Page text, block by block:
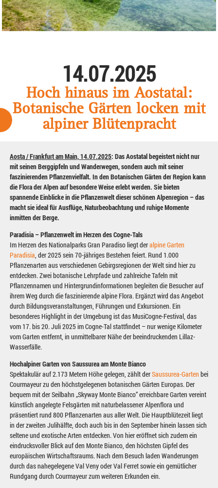
14.07.2025
Hoch hinaus im Aostatal:
Botanische Gärten locken mit
alpiner Blütenpracht
Aosta / Frankfurt am Main, 14.07.2025: Das Aostatal begeistert nicht nur
mit seinen Berggipfeln und Wanderwegen, sondern auch mit seiner
faszinierenden Pflanzenvielfalt. In den Botanischen Gärten der Region kann
die Flora der Alpen auf besondere Weise erlebt werden. Sie bieten
spannende Einblicke in die Pflanzenwelt dieser schönen Alpenregion – das
macht sie ideal für Ausflüge, Naturbeobachtung und ruhige Momente
inmitten der Berge.
Paradisia – Pflanzenwelt im Herzen des Cogne-Tals
Im Herzen des Nationalparks Gran Paradiso liegt deralpine Garten
Paradisia, der 2025 sein 70-jähriges Bestehen feiert. Rund 1.000
Pflanzenarten aus verschiedenen Gebirgsregionen der Welt sind hier zu
entdecken. Zwei botanische Lehrpfade und zahlreiche Tafeln mit
Pflanzennamen und Hintergrundinformationen begleiten die Besucher auf
ihrem Weg durch die faszinierende alpine Flora. Ergänzt wird das Angebot
durch Bildungsveranstaltungen, Führungen und Exkursionen. Ein
besonderes Highlight in der Umgebung ist das MusiCogne-Festival, das
vom 17. bis 20. Juli 2025 im Cogne-Tal stattfindet – nur wenige Kilometer
vom Garten entfernt, in unmittelbarer Nähe der beeindruckenden Lillaz-
Wasserfälle.
Hochalpiner Garten von Saussurea am Monte Bianco
Spektakulär auf 2.173 Metern Höhe gelegen, zählt derSaussurea-Garten bei
Courmayeur zu den höchstgelegenen botanischen Gärten Europas. Der
bequem mit der Seilbahn „Skyway Monte Bianco” erreichbare Garten vereint
künstlich angelegte Felsgärten mit naturbelassener Alpenflora und
präsentiert rund 800 Pflanzenarten aus aller Welt. Die Hauptblütezeit liegt
in der zweiten Julihälfte, doch auch bis in den September hinein lassen sich
seltene und exotische Arten entdecken. Von hier eröffnet sich zudem ein
eindrucksvoller Blick auf den Monte Bianco, den höchsten Gipfel des
europäischen Wirtschaftsraums. Nach dem Besuch laden Wanderungen
durch das nahegelegene Val Veny oder Val Ferret sowie ein gemütlicher
Rundgang durch Courmayeur zum weiteren Erkunden ein.